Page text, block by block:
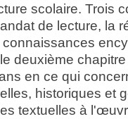
scolaire. Trois
de lecture, la
deuxième
en ce qui
historiques et
textuelles à